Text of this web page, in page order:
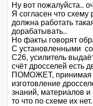
Ну вот пожалуйста..
Я согласен что схему
должна работать
дорабатывать..
Но факты говорят
С установленными
C26, усилитель
счёт дросселей
ПОМОЖЕТ, принимая
изготовление
знаний, материалов
то что по схеме их